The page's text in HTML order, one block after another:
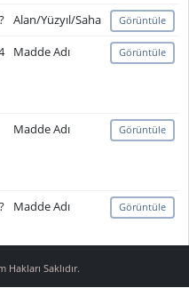
Alan/Yüzyıl/Saha Görüntüle
Madde Adı Görüntüle
Madde Adı Görüntüle
Madde Adı Görüntüle
Saklıdır.